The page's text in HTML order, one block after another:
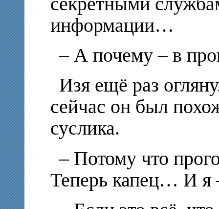
информации…
– А почему – в
Изя ещё раз
сейчас он был
суслика.
– Потому что
Теперь капец… И